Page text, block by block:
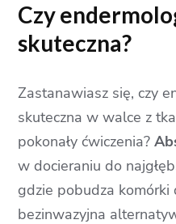
Czy
skuteczna?
Zastanawiasz się, czy
skuteczna w walce z
pokonały ćwiczenia?
w docieraniu do
gdzie pobudza komórki
bezinwazyjna